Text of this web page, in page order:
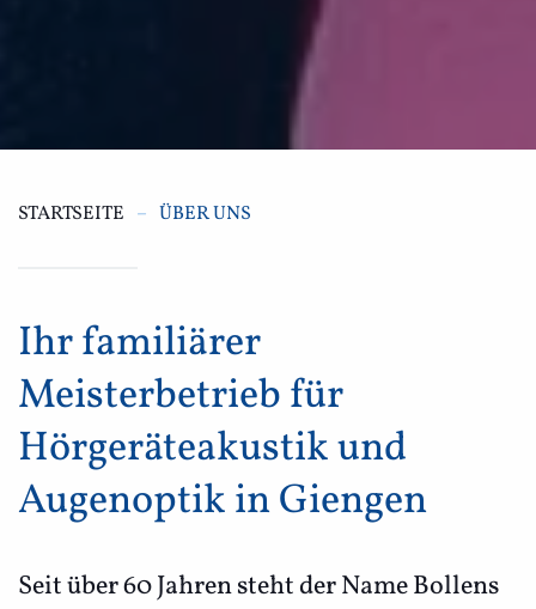
STARTSEITE ÜBER UNS
Ihr familiärer
Meisterbetrieb für
Hörgeräteakustik und
Augenoptik in Giengen
Seit über 60 Jahren steht der Name Bollens